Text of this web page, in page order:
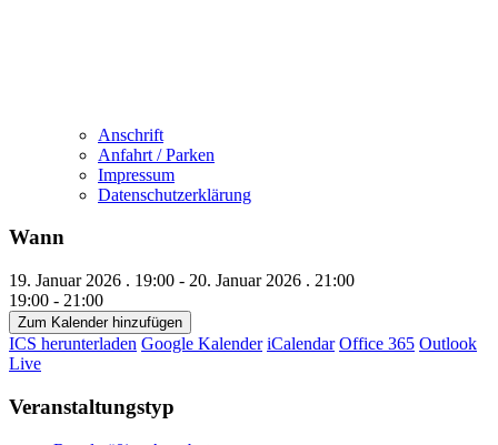
Anschrift
Anfahrt / Parken
Impressum
Datenschutzerklärung
Wann
19. Januar 2026 . 19:00 - 20. Januar 2026 . 21:00
19:00 - 21:00
Zum Kalender hinzufügen
ICS herunterladen Google Kalender iCalendar Office 365 Outlook
Live
Veranstaltungstyp